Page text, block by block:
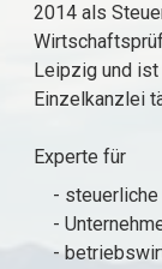
2014 als
Leipzig und
Einzelkanzlei
Experte für
- steuerliche
-
-